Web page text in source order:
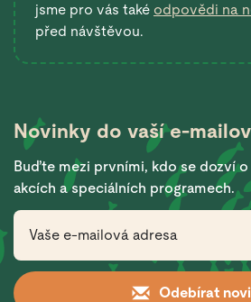
jsme pro vás také odpovědi na
před návštěvou.
Novinky do vašíe-
Buďte mezi prvními, kdo se dozví o
akcích a speciálních programech.
Odebírat